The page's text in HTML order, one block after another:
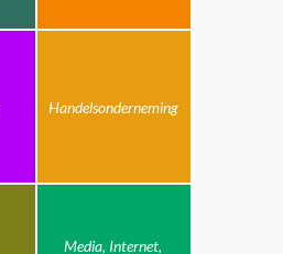
Handelsonderneming
Media, Internet,